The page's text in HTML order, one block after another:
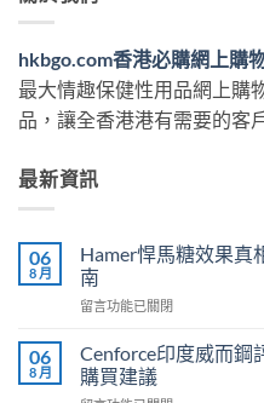
hkbgo.com香港必購網上購
最大情趣保健性用品網上購
品，讓全香港港有需要的客
最新資訊
06
8 月
Hamer悍馬糖效果真
南
在
悍
馬
糖
留言功能已關閉
06
8 月
Cenforce印度威而鋼
購買建議